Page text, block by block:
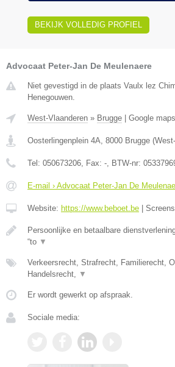
BEKIJK VOLLEDIG PROFIEL
Advocaat Peter-Jan De Meulenaere
Niet gevestigd in de plaats Vaulx lez
Henegouwen.
West-Vlaanderen » Brugge Google maps
Oosterlingenplein 4A 8000 Brugge (
Tel: 050673206 , Fax: - , BTW-nr:
E-mail › Advocaat Peter-Jan De
Website: https://www.beboet.be
Persoonlijke en betaalbare
“to ▼
Verkeersrecht, Strafrecht, Familierecht,
Handelsrecht,
▼
Er wordt gewerkt op afspraak.
Sociale media: